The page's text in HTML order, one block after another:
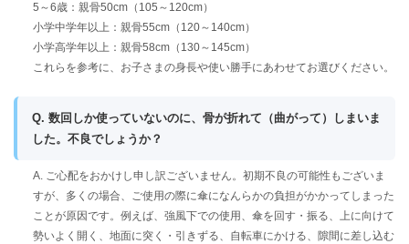
5～6歳：親骨50cm（105～120cm）
小学中学年以上：親骨55cm（120～140cm）
小学高学年以上：親骨58cm（130～145cm）
これらを参考に、お子さまの身長や使い勝手にあわせてお選びください。
Q. 数回しか使っていないのに、骨が折れて（曲がって）しまいま
した。不良でしょうか？
A. ご心配をおかけし申し訳ございません。初期不良の可能性もございま
すが、多くの場合、ご使用の際に傘になんらかの負担がかかってしまった
ことが原因です。例えば、強風下での使用、傘を回す・振る、上に向けて
勢いよく開く、地面に突く・引きずる、自転車にかける、隙間に差し込む